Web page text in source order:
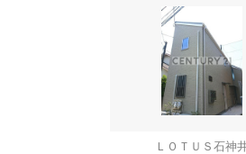
ＬＯＴＵＳ石神